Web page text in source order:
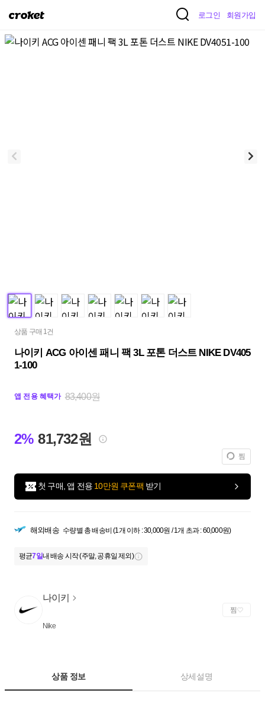
크
켓
로그인 회원가입
상품 구매 1건
나이키 ACG 아이센 패니 팩 3L 포톤 더스트 NIKE DV405
1-100
앱 전용 혜택가 83,400원
2% 81,732원
찜
첫 구매, 앱 전용 10만원 쿠폰팩 받기
해외배송 수량별 총 배송비 (1개 이하 : 30,000원 / 1개 초과 : 60,000원)
평균7일내 배송 시작 (주말, 공휴일 제외)
나이키
Nike
찜
상품 정보 상세설명